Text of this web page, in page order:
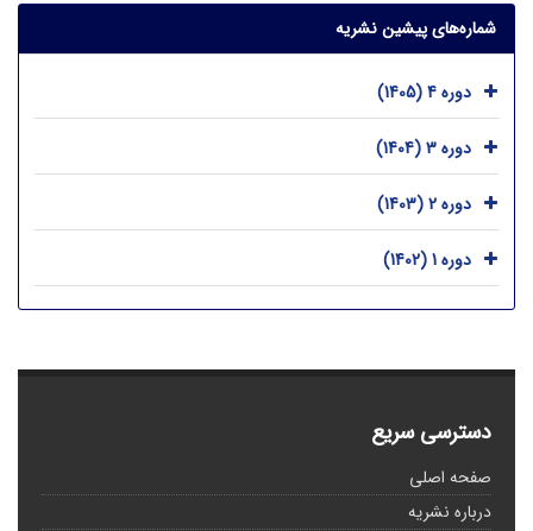
شماره‌های پیشین نشریه
دوره 4 (1405)
دوره 3 (1404)
دوره 2 (1403)
دوره 1 (1402)
دسترسی سریع
صفحه اصلی
درباره نشریه